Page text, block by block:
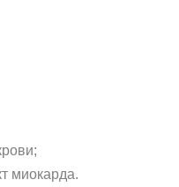
миокарда.